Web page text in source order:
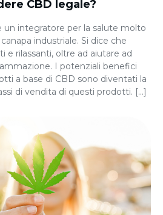
CBD legale?
un integratore per la salute molto
industriale. Si dice che
e rilassanti, oltre ad aiutare ad
I potenziali benefici
a base di CBD sono diventati la
di vendita di questi prodotti. […]